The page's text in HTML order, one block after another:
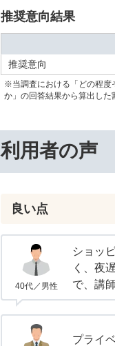
推奨意向結果
推奨意向
※当調査における「どの程度
か」の回答結果から算出した
利用者の声
良い点
40代／男性
ショッ
く、夜
で、講
プライ